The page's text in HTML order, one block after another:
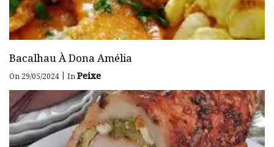
Bacalhau À Dona Amélia
On 29/05/2024 | InPeixe